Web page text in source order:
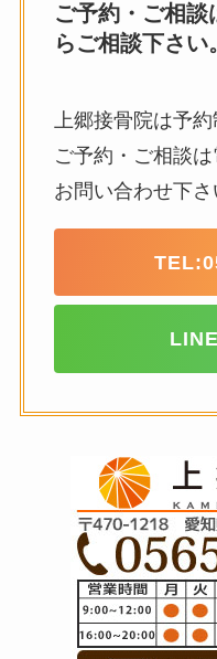
ご予約・ご相
らご相談下さい。
上郷接骨院は予
ご予約・ご相談
お問い合わせ下さ
TEL: